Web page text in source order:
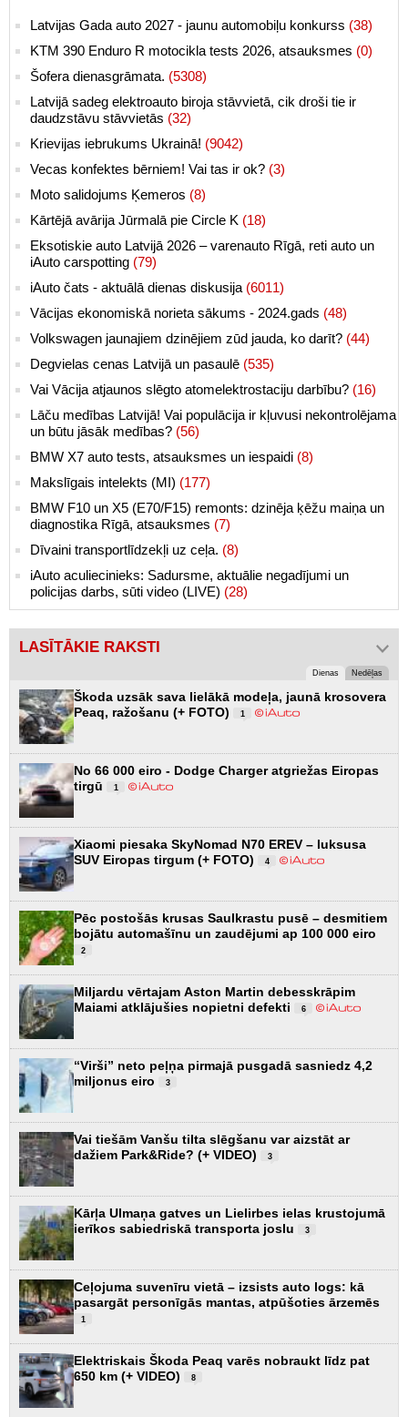
Latvijas Gada auto 2027 - jaunu automobiļu konkurss (38)
KTM 390 Enduro R motocikla tests 2026, atsauksmes (0)
Šofera dienasgrāmata. (5308)
Latvijā sadeg elektroauto biroja stāvvietā, cik droši tie ir
daudzstāvu stāvvietās (32)
Krievijas iebrukums Ukrainā! (9042)
Vecas konfektes bērniem! Vai tas ir ok? (3)
Moto salidojums Ķemeros (8)
Kārtējā avārija Jūrmalā pie Circle K (18)
Eksotiskie auto Latvijā 2026 – varenauto Rīgā, reti auto un
iAuto carspotting (79)
iAuto čats - aktuālā dienas diskusija (6011)
Vācijas ekonomiskā norieta sākums - 2024.gads (48)
Volkswagen jaunajiem dzinējiem zūd jauda, ko darīt? (44)
Degvielas cenas Latvijā un pasaulē (535)
Vai Vācija atjaunos slēgto atomelektrostaciju darbību? (16)
Lāču medības Latvijā! Vai populācija ir kļuvusi nekontrolējama
un būtu jāsāk medības? (56)
BMW X7 auto tests, atsauksmes un iespaidi (8)
Makslīgais intelekts (MI) (177)
BMW F10 un X5 (E70/F15) remonts: dzinēja ķēžu maiņa un
diagnostika Rīgā, atsauksmes (7)
Dīvaini transportlīdzekļi uz ceļa. (8)
iAuto aculiecinieks: Sadursme, aktuālie negadījumi un
policijas darbs, sūti video (LIVE) (28)
LASĪTĀKIE RAKSTI
Dienas Nedēļas
Škoda uzsāk sava lielākā modeļa, jaunā krosovera
Peaq, ražošanu (+ FOTO)
1
No 66 000 eiro - Dodge Charger atgriežas Eiropas
tirgū
1
Xiaomi piesaka SkyNomad N70 EREV – luksusa
SUV Eiropas tirgum (+ FOTO)
4
Pēc postošās krusas Saulkrastu pusē – desmitiem
bojātu automašīnu un zaudējumi ap 100 000 eiro
2
Miljardu vērtajam Aston Martin debesskrāpim
Maiami atklājušies nopietni defekti
6
“Virši” neto peļņa pirmajā pusgadā sasniedz 4,2
miljonus eiro
3
Vai tiešām Vanšu tilta slēgšanu var aizstāt ar
dažiem Park&Ride? (+ VIDEO)
3
Kārļa Ulmaņa gatves un Lielirbes ielas krustojumā
ierīkos sabiedriskā transporta joslu
3
Ceļojuma suvenīru vietā – izsists auto logs: kā
pasargāt personīgās mantas, atpūšoties ārzemēs
1
Elektriskais Škoda Peaq varēs nobraukt līdz pat
650 km (+ VIDEO)
8